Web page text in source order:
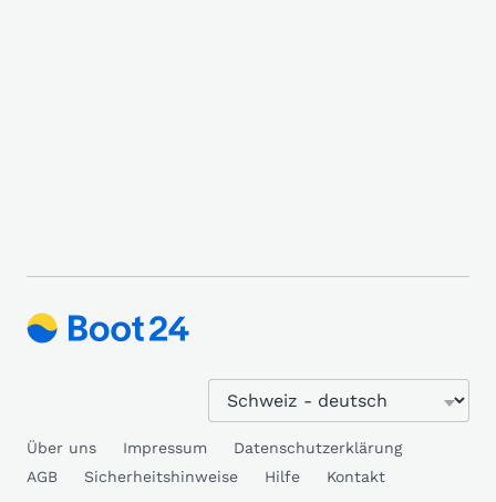
Über uns Impressum
Datenschutzerklärung
AGB
Sicherheitshinweise Hilfe Kontakt